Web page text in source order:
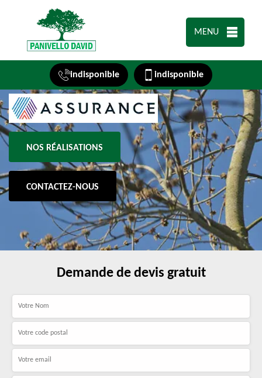
MENU
indisponible indisponible
NOS RÉALISATIONS
CONTACTEZ-NOUS
Demande de devis gratuit